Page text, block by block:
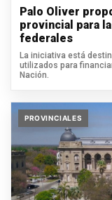
Palo Oliver
provincial para
federales
La iniciativa está
utilizados para
Nación.
PROVINCIALES